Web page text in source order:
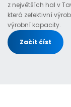
z největších hal v
která zefektivní
výrobní kapacity.
Začít číst